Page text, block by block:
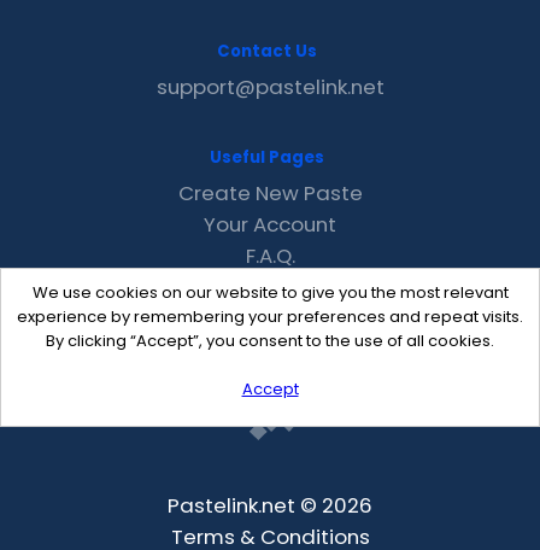
We use cookies on our website to give you the most relevant
experience by remembering your preferences and repeat visits.
By clicking “Accept”, you consent to the use of all cookies.
Accept
Contact Us
support@pastelink.net
Useful Pages
Create New Paste
Your Account
F.A.Q.
Recent
Contact
Pastelink.net © 2026
Terms & Conditions